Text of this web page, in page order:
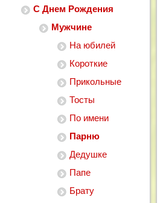
С Днем Рождения
Мужчине
На юбилей
Короткие
Прикольные
Тосты
По имени
Парню
Дедушке
Папе
Брату